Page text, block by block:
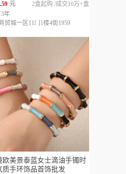
.59 元 成交10万+盒
2盒起购 /
3年
贸城一区11门1楼4街1959
欧美景泰蓝女士滴油手镯时
质手环饰品首饰批发